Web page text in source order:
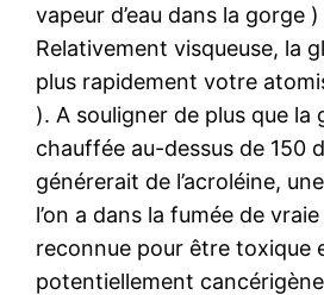
vapeur d’eau dans la gorge
Relativement visqueuse, la
plus rapidement votre
). A souligner de plus que la
chauffée au-dessus de 150
générerait de l’acroléine,
l’on a dans la fumée de
reconnue pour être toxique
potentiellement